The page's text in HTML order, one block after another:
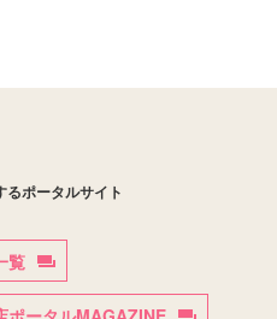
ポータルサイト
覧